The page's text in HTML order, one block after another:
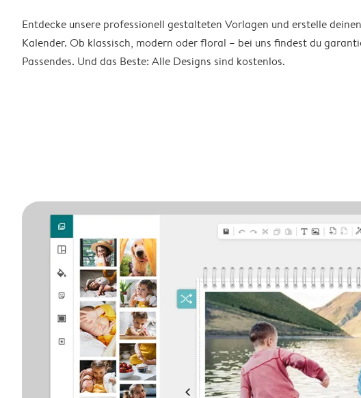
Entdecke unsere professionell gestalteten Vorlagen und erstelle
Kalender. Ob klassisch, modern oder floral – bei uns findest du
Passendes. Und das Beste: Alle Designs sind kostenlos.